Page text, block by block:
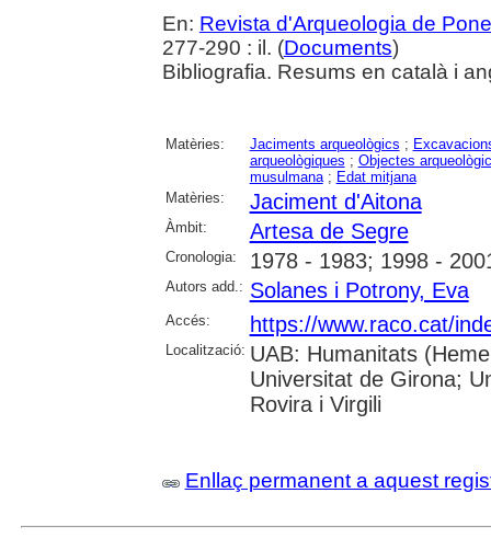
En: Revista d'Arqueologia de
277-290 : il. (Documents)
Bibliografia. Resums en català i
Matèries: Jaciments arqueològics ;
arqueològiques ; Objectes
musulmana; Edat mitjana
Matèries:
Jaciment d'Aitona
Àmbit: Artesa de Segre
Cronologia: 1978 - 1983; 1998 -
Autors add.: Solanes i Potrony, Eva
Accés: https://www.raco.cat/
Localització: UAB: Humanitats
Universitat de Girona;
Rovira i Virgili
Enllaç permanent a aquest